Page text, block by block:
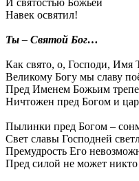
Навек освятил!
Ты – Святой Бог…
Как свято, о, Господи, Имя
Великому Богу мы славу
Пред Именем Божьим
Ничтожен пред Богом и
Пылинки пред Богом – сонм
Свет славы Господней
Премудрость Его
Пред силой не может никто